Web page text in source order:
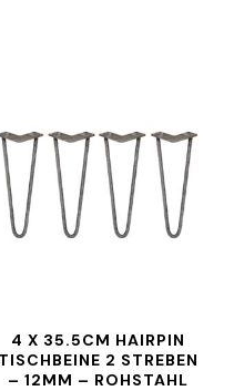
4 X 35.5CM HAIRPIN
TISCHBEINE 2 STREBEN
– 12MM – ROHSTAHL